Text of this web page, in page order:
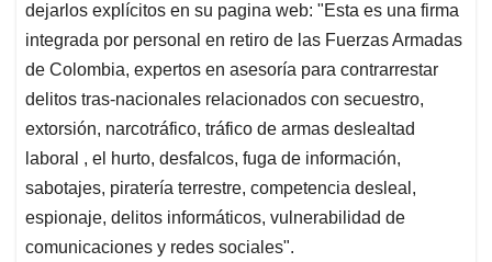
dejarlos explícitos en su pagina web: "Esta es una firma
integrada por personal en retiro de las Fuerzas Armadas
de Colombia, expertos en asesoría para contrarrestar
delitos tras-nacionales relacionados con secuestro,
extorsión, narcotráfico, tráfico de armas deslealtad
laboral , el hurto, desfalcos, fuga de información,
sabotajes, piratería terrestre, competencia desleal,
espionaje, delitos informáticos, vulnerabilidad de
comunicaciones y redes sociales".